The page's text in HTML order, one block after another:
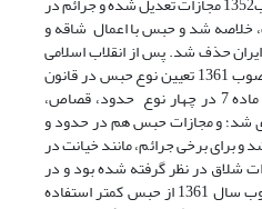
خلاصه شد و حبس با اعمال شاقه و
حذف شد. پس از انقلاب اسلامی
در قانون مجازات اسلامی مصوب 1361 تعیین نوع حبس در قانون
از بین رفت و مجازات طبق ماده 7 در چهار نوع حدود، قصاص،
شد؛ و مجازات حبس هم در حدود و
برای برخی جرائم، مانند خیانت در
شلاق در نظر گرفته شده بود و در
واقع در قانون مجازات مصوب سال 1361 از حبس کمتر استفاده